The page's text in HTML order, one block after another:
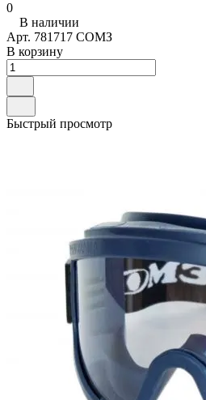
0
В наличии
Арт. 781717 СОМЗ
В корзину
Быстрый просмотр